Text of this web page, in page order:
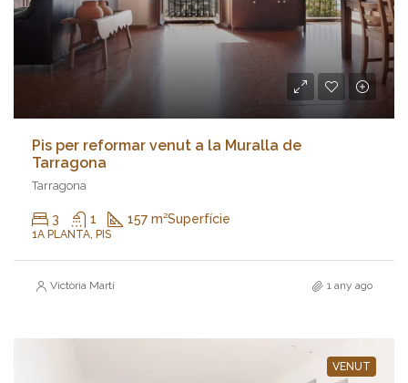
Pis per reformar venut a la Muralla de
Tarragona
Tarragona
3 1 157 m²Superfície
1A PLANTA, PIS
Victòria Martí 1 any ago
VENUT